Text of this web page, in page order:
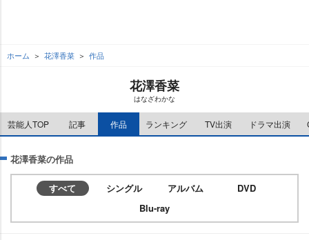
ホーム 花澤香菜 作品
花澤香菜
はなざわかな
芸能人TOP 記事 作品 ランキング TV出演 ドラマ出演
花澤香菜の作品
すべて シングル アルバム
DVD
Blu-ray